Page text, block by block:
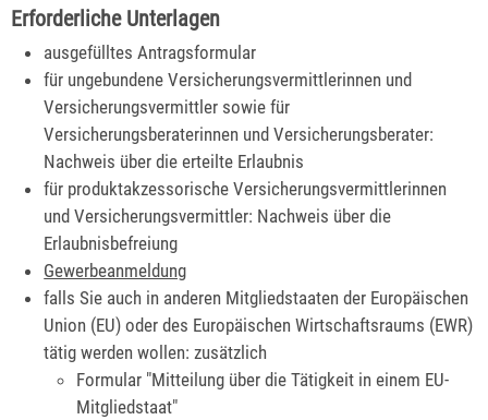
Erforderliche Unterlagen
ausgefülltes Antragsformular
für ungebundene Versicherungsvermittlerinnen und
Versicherungsvermittler sowie für
Versicherungsberaterinnen und Versicherungsberater:
Nachweis über die erteilte Erlaubnis
für produktakzessorische Versicherungsvermittlerinnen
und Versicherungsvermittler: Nachweis über die
Erlaubnisbefreiung
Gewerbeanmeldung
falls Sie auch in anderen Mitgliedstaaten der Europäischen
Union (EU) oder des Europäischen Wirtschaftsraums (EWR)
tätig werden wollen: zusätzlich
Formular "Mitteilung über die Tätigkeit in einem EU-
Mitgliedstaat"